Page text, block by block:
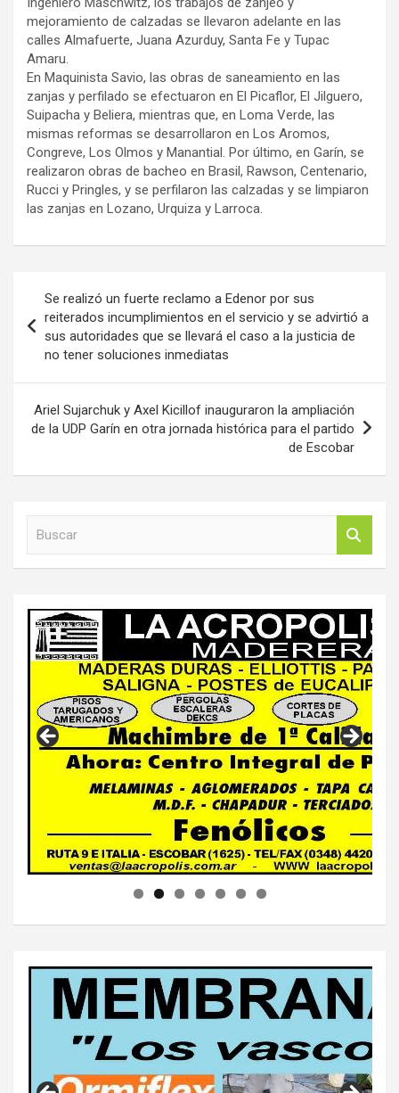
mejoramiento de calzadas se llevaron adelante en las
calles Almafuerte, Juana Azurduy, Santa Fe y Tupac
Amaru.
En Maquinista Savio, las obras de saneamiento en las
zanjas y perfilado se efectuaron en El Picaflor, El Jilguero,
Suipacha y Beliera, mientras que, en Loma Verde, las
mismas reformas se desarrollaron en Los Aromos,
Congreve, Los Olmos y Manantial. Por último, en Garín, se
realizaron obras de bacheo en Brasil, Rawson, Centenario,
Rucci y Pringles, y se perfilaron las calzadas y se limpiaron
las zanjas en Lozano, Urquiza y Larroca.
de
entradas
Se realizó un fuerte reclamo a Edenor por sus
reiterados incumplimientos en el servicio y se advirtió a
sus autoridades que se llevará el caso a la justicia de
no tener soluciones inmediatas
Ariel Sujarchuk y Axel Kicillof inauguraron la ampliación
de la UDP Garín en otra jornada histórica para el partido
de Escobar
r